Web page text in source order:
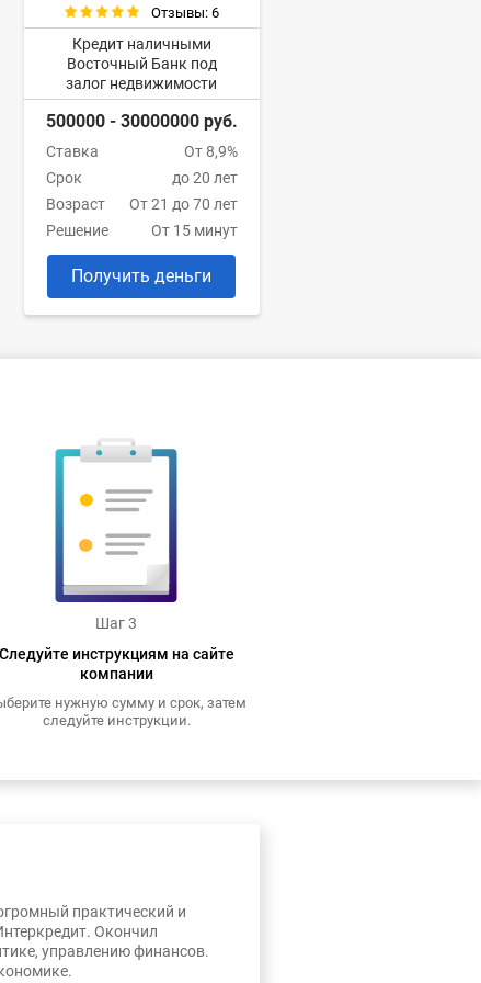
Отзывы: 6
Кредит наличными
Восточный Банк под
залог недвижимости
500000 - 30000000 руб.
Ставка
От 8,9%
Срок
до 20 лет
Возраст
От 21 до 70 лет
Решение
От 15 минут
Получить деньги
Шаг 3
Следуйте инструкциям на сайте
компании
нужную сумму и срок, затем
следуйте инструкции.
практический и
Окончил
управлению финансов.